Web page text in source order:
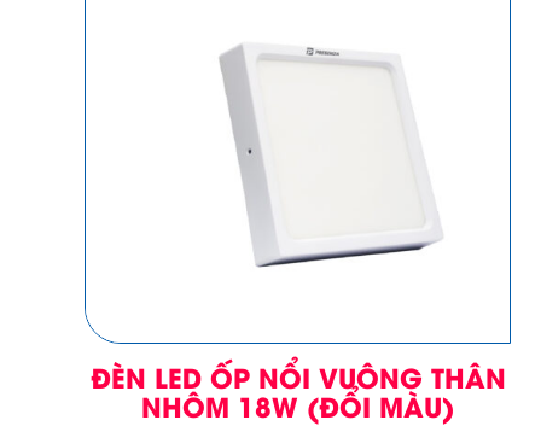
ĐÈN LED ỐP NỔI VUÔNG THÂN
NHÔM 18W (ĐỔI MÀU)